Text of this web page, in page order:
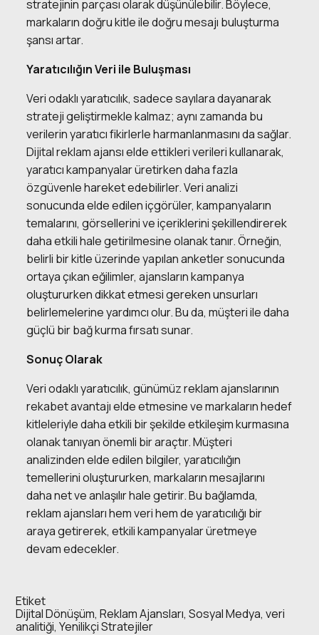
stratejinin parçası olarak düşünülebilir. Böylece,
markaların doğru kitle ile doğru mesajı buluşturma
şansı artar.
Yaratıcılığın Veri ile Buluşması
Veri odaklı yaratıcılık, sadece sayılara dayanarak
strateji geliştirmekle kalmaz; aynı zamanda bu
verilerin yaratıcı fikirlerle harmanlanmasını da sağlar.
Dijital reklam ajansıelde ettikleri verileri kullanarak,
yaratıcı kampanyalar üretirken daha fazla
özgüvenle hareket edebilirler. Veri analizi
sonucunda elde edilen içgörüler, kampanyaların
temalarını, görsellerini ve içeriklerini şekillendirerek
daha etkili hale getirilmesine olanak tanır. Örneğin,
belirli bir kitle üzerinde yapılan anketler sonucunda
ortaya çıkan eğilimler, ajansların kampanya
oluştururken dikkat etmesi gereken unsurları
belirlemelerine yardımcı olur. Bu da, müşteri ile daha
güçlü bir bağ kurma fırsatı sunar.
Sonuç Olarak
Veri odaklı yaratıcılık, günümüz reklam ajanslarının
rekabet avantajı elde etmesine ve markaların hedef
kitleleriyle daha etkili bir şekilde etkileşim kurmasına
olanak tanıyan önemli bir araçtır. Müşteri
analizinden elde edilen bilgiler, yaratıcılığın
temellerini oluştururken, markaların mesajlarını
daha net ve anlaşılır hale getirir. Bu bağlamda,
reklam ajansları hem veri hem de yaratıcılığı bir
araya getirerek, etkili kampanyalar üretmeye
devam edecekler.
Etiket
Dijital Dönüşüm,Reklam Ajansları,Sosyal Medya,veri
analitiği,Yenilikçi Stratejiler